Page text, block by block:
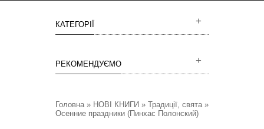
КАТЕГОРІЇ
РЕКОМЕНДУЄМО
Головна» НОВІ КНИГИ » Традиції, свята»
Осенние праздники (Пинхас Полонский)